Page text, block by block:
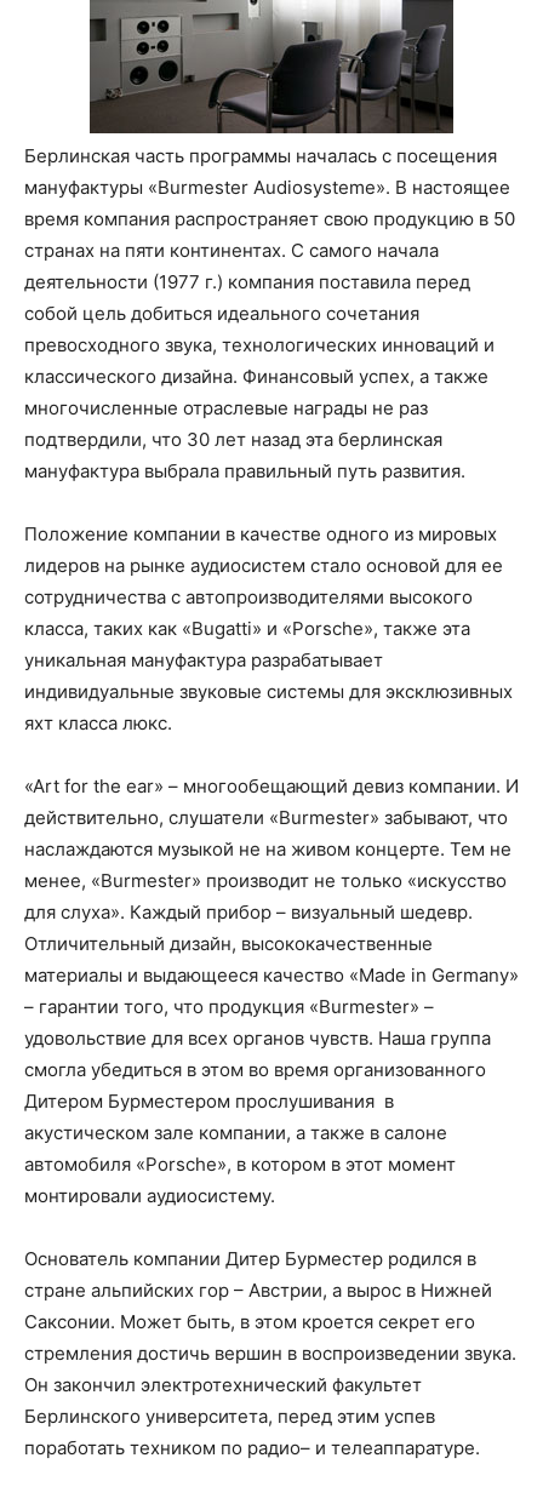
Берлинская часть программы началась с посещения
мануфактуры «Burmester Audiosysteme». В настоящее
время компания распространяет свою продукцию в 50
странах на пяти континентах. С самого начала
деятельности (1977 г.) компания поставила перед
собой цель добиться идеального сочетания
превосходного звука, технологических инноваций и
классического дизайна. Финансовый успех, а также
многочисленные отраслевые награды не раз
подтвердили, что 30 лет назад эта берлинская
мануфактура выбрала правильный путь развития.
Положение компании в качестве одного из мировых
лидеров на рынке аудиосистем стало основой для ее
сотрудничества с автопроизводителями высокого
класса, таких как «Bugatti» и «Porsche», также эта
уникальная мануфактура разрабатывает
индивидуальные звуковые системы для эксклюзивных
яхт класса люкс.
«Art for the ear» – многообещающий девиз компании. И
действительно, слушатели «Burmester» забывают, что
наслаждаются музыкой не на живом концерте. Тем не
менее, «Burmester» производит не только «искусство
для слуха». Каждый прибор – визуальный шедевр.
Отличительный дизайн, высококачественные
материалы и выдающееся качество «Made in Germany»
– гарантии того, что продукция «Burmester» –
удовольствие для всех органов чувств. Наша группа
смогла убедиться в этом во время организованного
Дитером Бурместером прослушивания в
акустическом зале компании, а также в салоне
автомобиля «Porsche», в котором в этот момент
монтировали аудиосистему.
Основатель компании Дитер Бурместер родился в
стране альпийских гор – Австрии, а вырос в Нижней
Саксонии. Может быть, в этом кроется секрет его
стремления достичь вершин в воспроизведении звука.
Он закончил электротехнический факультет
Берлинского университета, перед этим успев
поработать техником по радио– и телеаппаратуре.